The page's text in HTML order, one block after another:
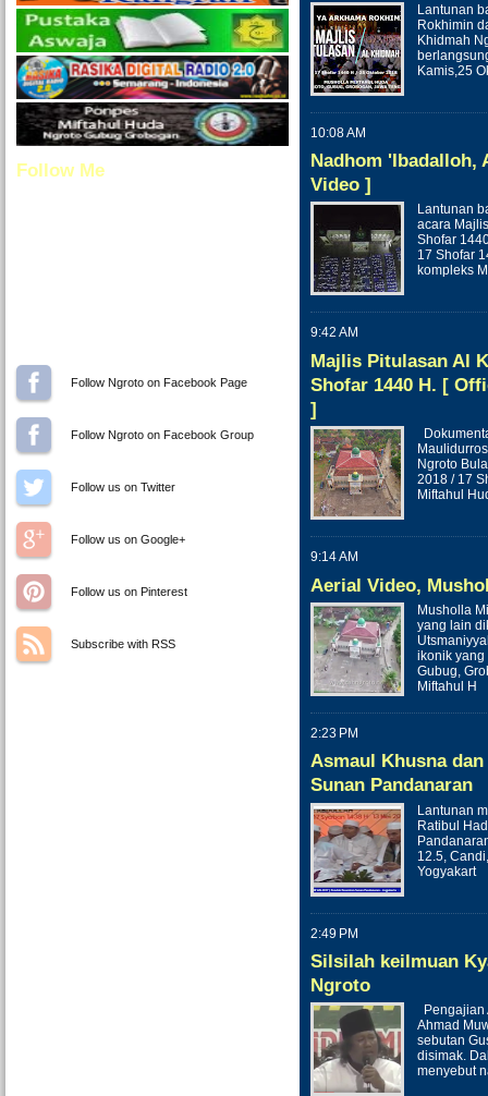
Follow Me
Follow Ngroto on Facebook
Follow Ngroto on Facebook Group
Follow us on Twitter
Follow us on Google+
Follow us on Pinterest
Subscribe with RSS
Lantunan
Rokhimin
Khidmah
Kamis,25
10:08 AM
Nadhom 'Ibadalloh,
Video ]
Lantunan
acara
Shofar
17 Shofar
kompleks
9:42 AM
Majlis Pitulasan Al
Shofar 1440 H. [
]
Ngroto
2018 / 17
Miftahul
9:14 AM
Aerial Video,
Musholla
yang lain
ikonik yang
Gubug,
Miftahul H
2:23 PM
Asmaul Khusna
Sunan Pandanaran
Lantunan
Ratibul
12.5,
Yogyakart
2:49 PM
Silsilah keilmuan
Ngroto
Pengajian
Ahmad
sebutan
disimak.
menyebut